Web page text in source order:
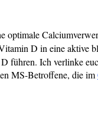
optimale
D in eine aktive
führen. Ich verlinke
MS-Betroffene, die im